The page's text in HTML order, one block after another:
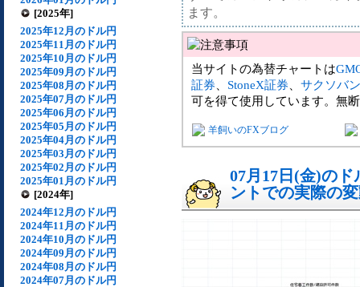
[2025年]
2025年12月のドル円
2025年11月のドル円
2025年10月のドル円
2025年09月のドル円
2025年08月のドル円
2025年07月のドル円
2025年06月のドル円
2025年05月のドル円
2025年04月のドル円
2025年03月のドル円
2025年02月のドル円
2025年01月のドル円
[2024年]
2024年12月のドル円
2024年11月のドル円
2024年10月のドル円
2024年09月のドル円
2024年08月のドル円
2024年07月のドル円
ます。
当サイトの為替チャートは
証券
StoneX証券
サクソバ
可を得て使用しています。無
羊飼いのFXブログ
07月17日(金)の
ントでの実際の